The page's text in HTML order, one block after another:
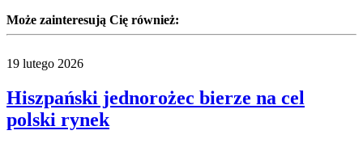
Może zainteresują Cię również:
19 lutego 2026
Hiszpański jednorożec bierze na cel
polski rynek